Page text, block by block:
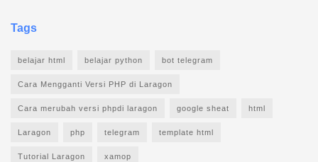
Tags
belajar html belajar python bot telegram
Cara Mengganti Versi PHP di Laragon
Cara merubah versi phpdi laragon google sheat html
Laragon php telegram template html
Tutorial Laragon xamop